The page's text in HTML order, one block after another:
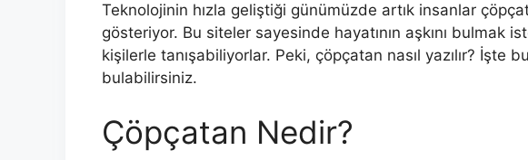
Teknolojinin hızla geliştiği günümüzde artık insanlar
gösteriyor. Bu siteler sayesinde hayatının aşkını bulmak
kişilerle tanışabiliyorlar. Peki, çöpçatan nasıl yazılır? İşte
bulabilirsiniz.
Çöpçatan Nedir?